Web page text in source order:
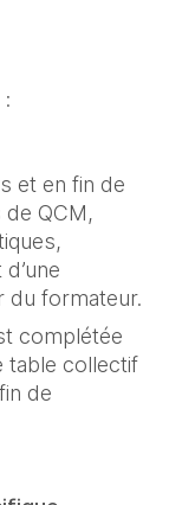
:
et en fin de
QCM,
du formateur.
complétée
table collectif
de